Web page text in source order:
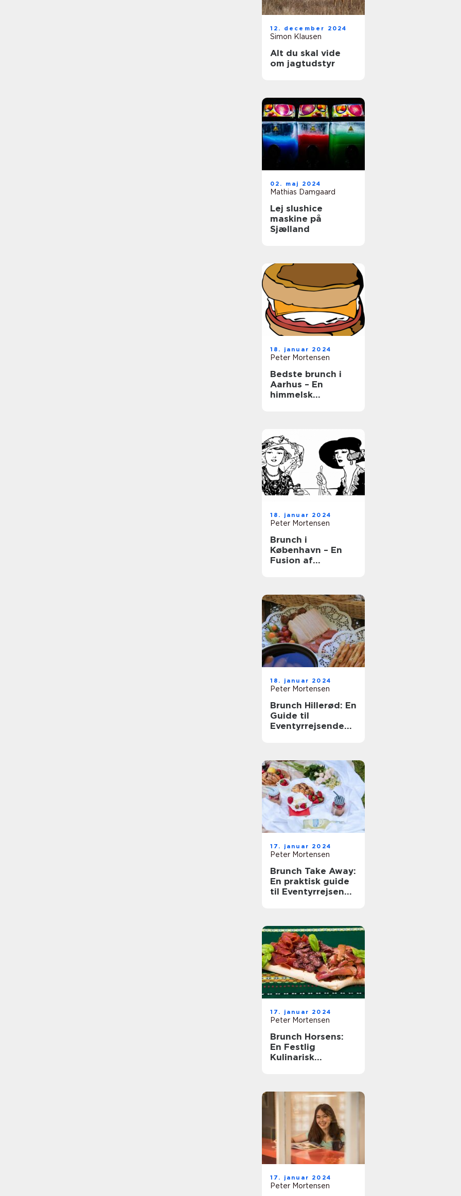
12. december 2024
Simon Klausen
Alt du skal vide
om jagtudstyr
02. maj 2024
Mathias Damgaard
Lej slushice
maskine på
Sjælland
18. januar 2024
Peter Mortensen
Bedste brunch i
Aarhus – En
himmelsk
18. januar 2024
Peter Mortensen
Brunch i
København – En
Fusion af
18. januar 2024
Peter Mortensen
Brunch Hillerød: En
Guide til
Eventyrrejsende
17. januar 2024
Peter Mortensen
Brunch Take Away:
En praktisk guide
til Eventyrrejsende
17. januar 2024
Peter Mortensen
Brunch Horsens:
En Festlig
Kulinarisk
17. januar 2024
Peter Mortensen